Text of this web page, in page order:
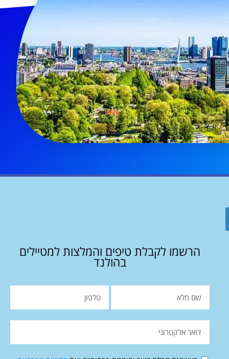
הרשמו לקבלת טיפים והמלצות למטיילים
בהולנד